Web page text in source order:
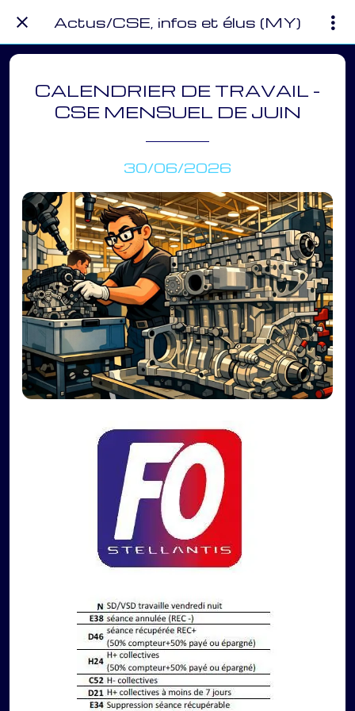
Actus/CSE, infos et élus (MY)
CALENDRIER DE TRAVAIL -
CSE MENSUEL DE JUIN
30/06/2026